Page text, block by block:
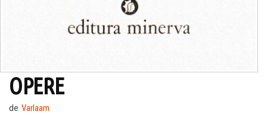
OPERE
de Varlaam